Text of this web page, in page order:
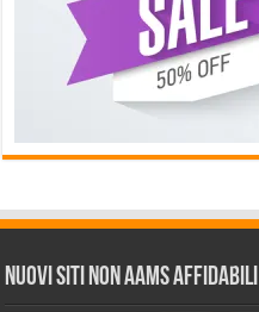
Nuovi siti non AAMS affidabili